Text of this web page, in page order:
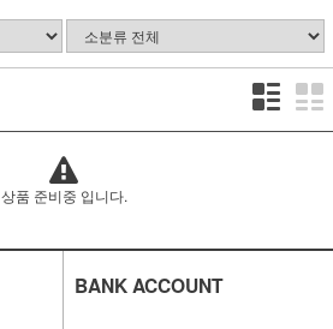
상품 준비중 입니다.
BANK ACCOUNT